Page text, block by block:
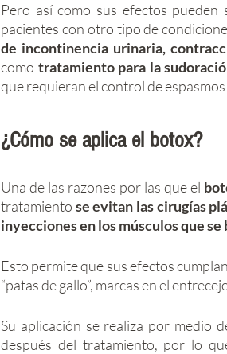
Pero así como sus efectos
pacientes con otro tipo de
de incontinencia urinaria,
como tratamiento para la
que requieran el control de
¿Cómo se aplica el botox?
Una de las razones por las que el
tratamiento se evitan las cirugías
inyecciones en los músculos que se
Esto permite que sus efectos
“patas de gallo”, marcas en el
Su aplicación se realiza por medio
después del tratamiento, por lo